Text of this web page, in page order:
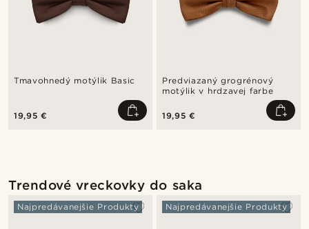
Tmavohnedý motýlik Basic
19,95 €
Predviazaný grogrénový
motýlik v hrdzavej farbe
19,95 €
Trendové vreckovky do saka
Najpredávanejšie Produkty Najpredávanejšie Produkty